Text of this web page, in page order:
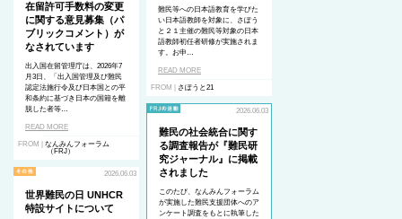
難民等への日本語教育を学びた
い日本語教師を対象に、さぽう
と２１主催の難民等対象の日本
語教師初任者研修が実施されま
す。お申…
READ MORE
FROM | さぽうと21
在留許可手数料の変更
に関する意見募集（パ
ブリックコメント）が
なされています
出入国在留管理庁は、2026年7
月3日、「出入国管理及び難民
認定法施行令及び日本国との平
和条約に基づき日本の国籍を離
脱した者等…
READ MORE
FROM | なんみんフォーラム
（FRJ）
2026.06.03
難民の社会統合に関す
る調査報告が『難民研
究ジャーナル』に掲載
されました
このたび、なんみんフォーラム
が実施した難民支援団体へのア
ンケート調査をもとに執筆した
2026.06.03
世界難民の日 UNHCR
特設サイトについて